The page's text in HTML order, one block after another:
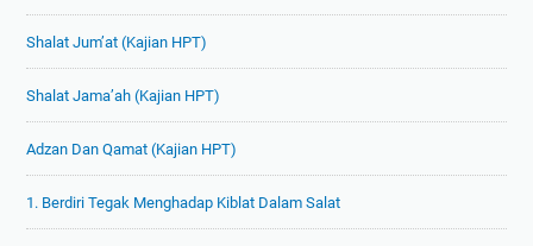
Shalat Jum’at (Kajian HPT)
Shalat Jama’ah (Kajian HPT)
Adzan Dan Qamat (Kajian HPT)
1. Berdiri Tegak Menghadap Kiblat Dalam Salat